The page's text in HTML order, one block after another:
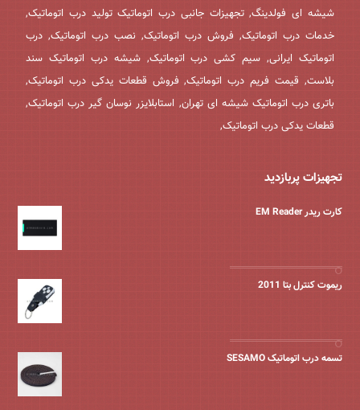
شیشه ای فولدینگ, تجهیزات جانبی درب اتوماتیک تولید درب اتوماتیک,
خدمات درب اتوماتیک, فروش درب اتوماتیک, نصب درب اتوماتیک, درب
اتوماتیک ایرانی, سیم کشی درب اتوماتیک, شیشه درب اتوماتیک سند
بلاست, قیمت فریم درب اتوماتیک, فروش قطعات یدکی درب اتوماتیک,
باتری درب اتوماتیک شیشه ای تهران, استابلایزر نوسان گیر درب اتوماتیک,
قطعات یدکی درب اتوماتیک,
تجهیزات پربازدید
کارت ریدر EM Reader
ریموت کنترل بتا 2011
تسمه درب اتوماتیک SESAMO